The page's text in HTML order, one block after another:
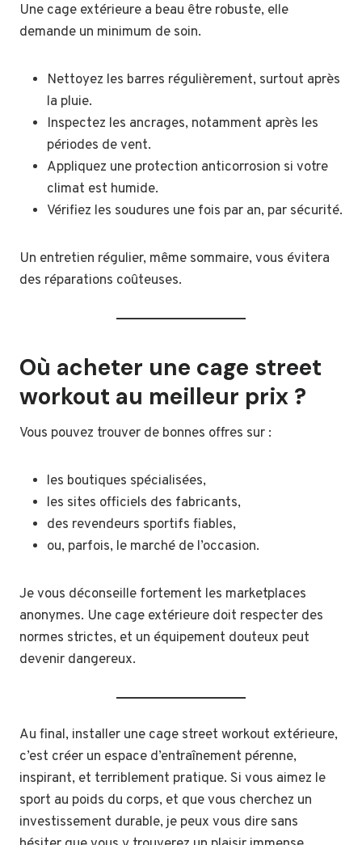
Une cage extérieure a beau être robuste, elle
demande un minimum de soin.
Nettoyez les barres régulièrement, surtout après
la pluie.
Inspectez les ancrages, notamment après les
périodes de vent.
Appliquez une protection anticorrosion si votre
climat est humide.
Vérifiez les soudures une fois par an, par sécurité.
Un entretien régulier, même sommaire, vous évitera
des réparations coûteuses.
Où acheter une cage street
workout au meilleur prix ?
Vous pouvez trouver de bonnes offres sur :
les boutiques spécialisées,
les sites officiels des fabricants,
des revendeurs sportifs fiables,
ou, parfois, le marché de l’occasion.
Je vous déconseille fortement les marketplaces
anonymes. Une cage extérieure doit respecter des
normes strictes, et un équipement douteux peut
devenir dangereux.
Au final, installer une cage street workout extérieure,
c’est créer un espace d’entraînement pérenne,
inspirant, et terriblement pratique. Si vous aimez le
sport au poids du corps, et que vous cherchez un
investissement durable, je peux vous dire sans